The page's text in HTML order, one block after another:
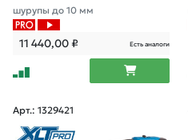
шурупы до 10 мм
11 440,00₽ Есть аналоги
Арт.: 1329421